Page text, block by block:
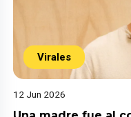
Virales
12 Jun 2026